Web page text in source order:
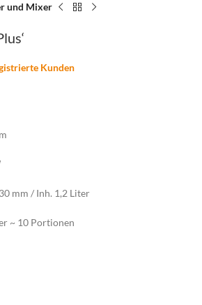
und Mixer
Kunden
mm / Inh. 1,2 Liter
~ 10 Portionen